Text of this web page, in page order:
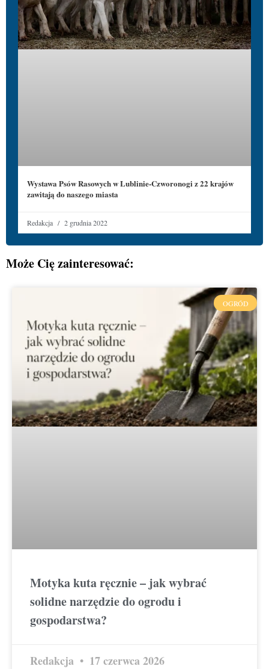
Wystawa Psów Rasowych w Lublinie-Czworonogi z 22 krajów
zawitają do naszego miasta
Redakcja 2 grudnia 2022
Może Cię zainteresować:
OGRÓD
Motyka kuta ręcznie – jak wybrać
solidne narzędzie do ogrodu i
gospodarstwa?
Redakcja 17 czerwca 2026